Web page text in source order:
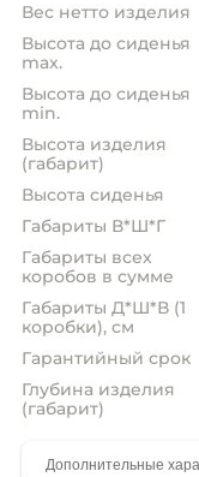
Вес нетто изделия
Высота до сиденья
max.
Высота до сиденья
min.
Высота изделия
(габарит)
Высота сиденья
Габариты В*Ш*Г
Габариты всех
коробов в сумме
Габариты Д*Ш*В (1
коробки), см
Гарантийный срок
Глубина изделия
(габарит)